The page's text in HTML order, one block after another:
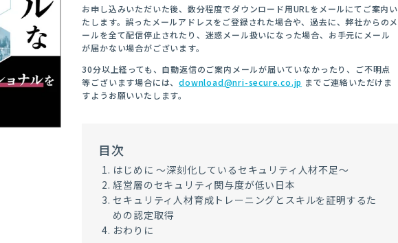
お申し込みいただいた後、数分程度でダウンロード用URLをメールにてご案内い
たします。誤ったメールアドレスをご登録された場合や、過去に、弊社からのメ
ールを全て配信停止されたり、迷惑メール扱いになった場合、お手元にメール
が届かない場合がございます。
30分以上経っても、自動返信のご案内メールが届いていなかったり、ご不明点
等ございます場合には、download@nri-secure.co.jp までご連絡いただけま
すようお願いいたします。
目次
はじめに 〜深刻化しているセキュリティ⼈材不⾜〜
経営層のセキュリティ関与度が低い⽇本
セキュリティ⼈材育成トレーニングとスキルを証明するた
めの認定取得
おわりに